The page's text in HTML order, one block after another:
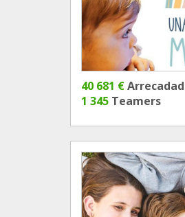
40 681 €
1 345 Teamers